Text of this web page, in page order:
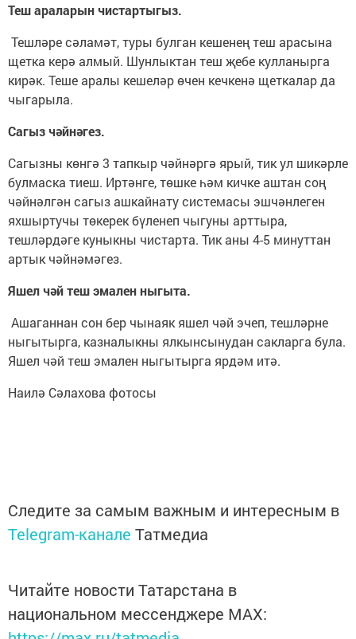
Теш араларын чистартыгыз.
Тешләре сәламәт, туры булган кешенең теш арасына
щетка керә алмый. Шунлыктан теш җебе кулланырга
кирәк. Теше аралы кешеләр өчен кечкенә щеткалар да
чыгарыла.
Сагыз чәйнәгез.
Сагызны көнгә 3 тапкыр чәйнәргә ярый, тик ул шикәрле
булмаска тиеш. Иртәнге, төшке һәм кичке аштан соң
чәйнәлгән сагыз ашкайнату системасы эшчәнлеген
яхшыртучы төкерек бүленеп чыгуны арттыра,
тешләрдәге куныкны чистарта. Тик аны 4-5 минуттан
артык чәйнәмәгез.
Яшел чәй теш эмален ныгыта.
Ашаганнан сон бер чынаяк яшел чәй эчеп, тешләрне
ныгытырга, казналыкны ялкынсынудан сакларга була.
Яшел чәй теш эмален ныгытырга ярдәм итә.
Наилә Сәлахова фотосы
Следите за самым важным и интересным в
Telegram-канале Татмедиа
Читайте новости Татарстана в
национальном мессенджере MАХ: